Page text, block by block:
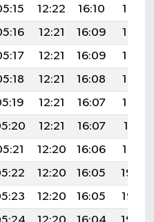
12:22 16:10
19:18
12:21 16:09
19:17
12:21 16:09
19:15
12:21 16:08
19:14
12:21 16:07
19:13
12:21 16:07
19:11
12:20 16:06
19:10
12:20 16:05
19:09
12:20 16:05
19:07